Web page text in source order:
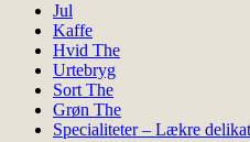
Jul
Kaffe
Hvid The
Urtebryg
Sort The
Grøn The
Specialiteter – Lækre